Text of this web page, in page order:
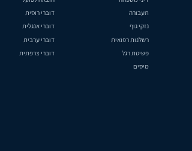
תעבורה
דוברי רוסית
נזקי גוף
דוברי אנגלית
רשלנות רפואית
דוברי ערבית
פשיטת רגל
דוברי צרפתית
מיסים